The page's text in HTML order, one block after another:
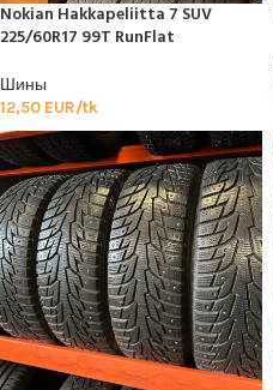
Nokian Hakkapeliitta 7 SUV
225/60R17 99T RunFlat
Шины
12,50 EUR/tk